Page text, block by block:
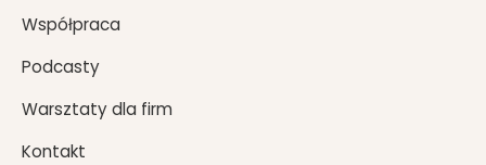
k a
m
Współpraca
Podcasty
Warsztaty dla firm
Kontakt